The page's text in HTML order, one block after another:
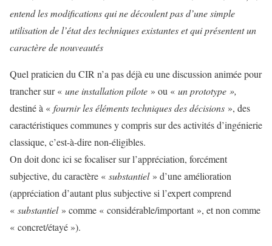
entend les modifications qui ne découlent pas d’une simple
utilisation de l’état des techniques existantes et qui présentent un
caractère de nouveautés
Quel praticien du CIR n’a pas déjà eu une discussion animée pour
trancher sur « une installation pilote » ou « un prototype »,
destiné à « fournir les éléments techniques des décisions », des
caractéristiques communes y compris sur des activités d’ingénierie
classique, c’est-à-dire non-éligibles.
On doit donc ici se focaliser sur l’appréciation, forcément
subjective, du caractère « substantiel» d’une amélioration
(appréciation d’autant plus subjective si l’expert comprend
« substantiel» comme « considérable/important », et non comme
« concret/étayé »).